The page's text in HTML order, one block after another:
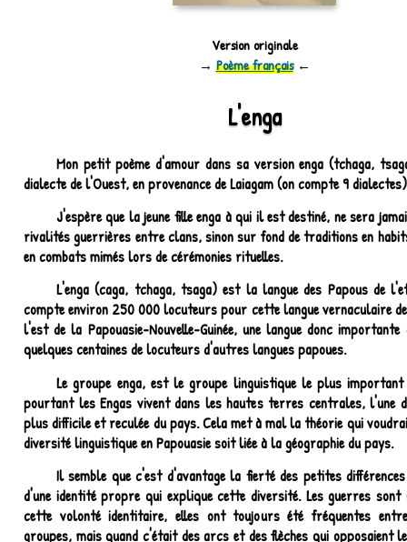
Version originale
→ Poème français←
L'enga
Mon petit poème d'amour dans sa version enga (tchaga,
dialecte de l'Ouest, en provenance de Laiagam (on compte 9
J'espère que la jeune fille enga à qui il est destiné, ne sera
rivalités guerrières entre clans, sinon sur fond de traditions en
en combats mimés lors de cérémonies rituelles.
L'enga (caga, tchaga, tsaga) est la langue des Papous de
compte environ 250 000 locuteurs pour cette langue vernaculaire
l'est de la Papouasie-Nouvelle-Guinée, une langue donc
quelques centaines de locuteurs d'autres langues papoues.
Le groupe enga, est le groupe linguistique le plus important
pourtant les Engas vivent dans les hautes terres centrales, l'une
plus difficile et reculée du pays. Cela met à mal la théorie qui
diversité linguistique en Papouasie soit liée à la géographie du pays.
Il semble que c'est d'avantage la fierté des petites
d'une identité propre qui explique cette diversité. Les guerres sont
cette volonté identitaire, elles ont toujours été fréquentes
groupes, mais quand c'était des arcs et des flèches qui opposaient